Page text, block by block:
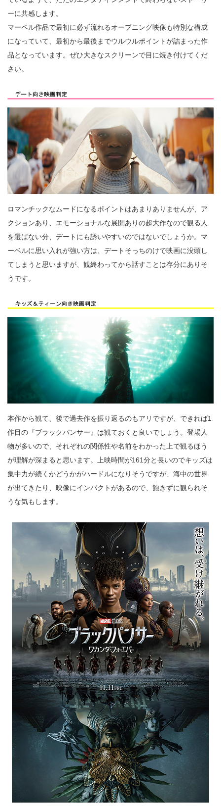
ーに共感します。
マーベル作品で最初に必ず流れるオープニング映像も特別な構成
になっていて、最初から最後までウルウルポイントが詰まった作
品となっています。ぜひ大きなスクリーンで目に焼き付けてくだ
さい。
ロマンチックなムードになるポイントはあまりありませんが、ア
クションあり、エモーショナルな展開ありの超大作なので観る人
を選ばない分、デートにも誘いやすいのではないでしょうか。マ
ーベルに思い入れが強い方は、デートそっちのけで映画に没頭し
てしまうと思いますが、観終わってから話すことは存分にありそ
うです。
本作から観て、後で過去作を振り返るのもアリですが、できれば1
作目の『ブラックパンサー』は観ておくと良いでしょう。登場人
物が多いので、それぞれの関係性や名前をわかった上で観るほう
が理解が深まると思います。上映時間が161分と長いのでキッズは
集中力が続くかどうかがハードルになりそうですが、海中の世界
が出てきたり、映像にインパクトがあるので、飽きずに観られそ
うな気もします。